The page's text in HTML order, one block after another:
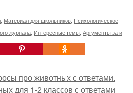
Материал для школьников Психологическое
журнала Интересные темы Аргументы за и